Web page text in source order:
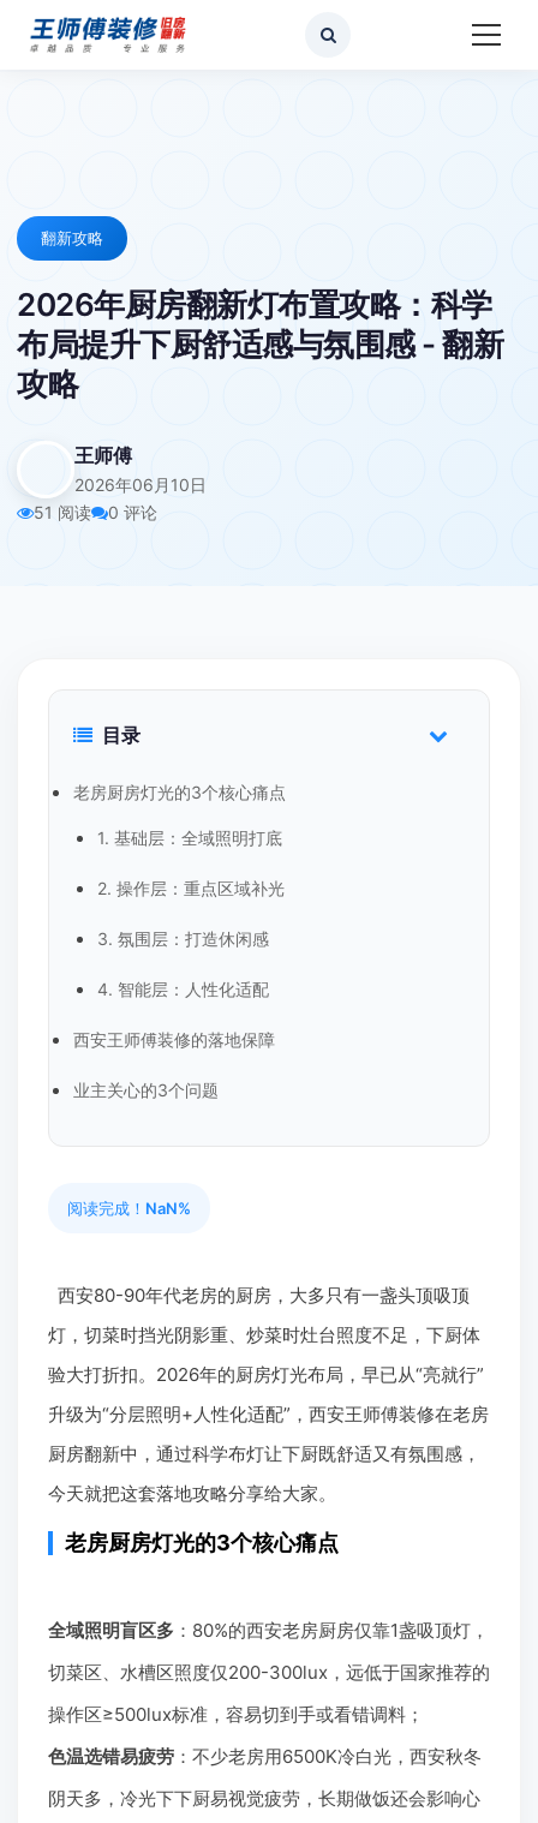
翻新攻略
2026年厨房翻新灯布置攻略：科学
布局提升下厨舒适感与氛围感 - 翻新
攻略
王师傅
2026年06月10日
51 阅读
0 评论
目录
老房厨房灯光的3个核心痛点
1. 基础层：全域照明打底
2. 操作层：重点区域补光
3. 氛围层：打造休闲感
4. 智能层：人性化适配
西安王师傅装修的落地保障
业主关心的3个问题
阅读完成！ NaN%
西安80-90年代老房的厨房，大多只有一盏头顶吸顶
灯，切菜时挡光阴影重、炒菜时灶台照度不足，下厨体
验大打折扣。2026年的厨房灯光布局，早已从“亮就行”
升级为“分层照明+人性化适配”，西安王师傅装修在老房
厨房翻新中，通过科学布灯让下厨既舒适又有氛围感，
今天就把这套落地攻略分享给大家。
老房厨房灯光的3个核心痛点
全域照明盲区多 ：80%的西安老房厨房仅靠1盏吸顶灯，
切菜区、水槽区照度仅200-300lux，远低于国家推荐的
操作区≥500lux标准，容易切到手或看错调料；
色温选错易疲劳 ：不少老房用6500K冷白光，西安秋冬
阴天多，冷光下下厨易视觉疲劳，长期做饭还会影响心